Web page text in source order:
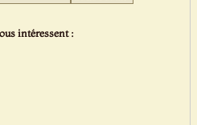
intéressent :